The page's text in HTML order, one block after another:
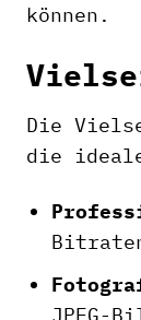
können.
Die
die
JPEG-